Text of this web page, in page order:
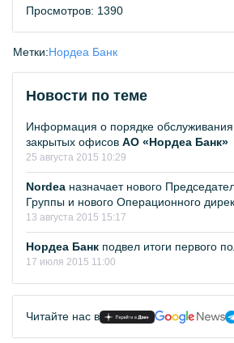
Просмотров: 1390
Метки:Нордеа Банк
Новости по теме
Информация о порядке обслуживания
закрытых офисов АО «Нордеа Банк»
25 августа 2015 10:29
Nordea назначает нового
Группы и нового Операционного
13 августа 2015 15:17
Нордеа Банк подвел итоги первого
17 июля 2015 11:00
Читайте нас в